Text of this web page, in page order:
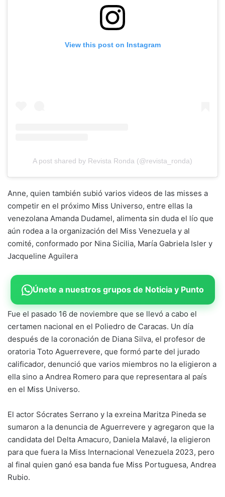
View this post on Instagram
A post shared by Revista Ronda (@revista_ronda)
Anne, quien también subió varios videos de las misses a
competir en el próximo Miss Universo, entre ellas la
venezolana Amanda Dudamel, alimenta sin duda el lío que
aún rodea a la organización del Miss Venezuela y al
comité, conformado por Nina Sicilia, María Gabriela Isler y
Jacqueline Aguilera
Únete a nuestros grupos de Noticia y Punto
Fue el pasado 16 de noviembre que se llevó a cabo el
certamen nacional en el Poliedro de Caracas. Un día
después de la coronación de Diana Silva, el profesor de
oratoria Toto Aguerrevere, que formó parte del jurado
calificador, denunció que varios miembros no la eligieron a
ella sino a Andrea Romero para que representara al país
en el Miss Universo.
El actor Sócrates Serrano y la exreina Maritza Pineda se
sumaron a la denuncia de Aguerrevere y agregaron que la
candidata del Delta Amacuro, Daniela Malavé, la eligieron
para que fuera la Miss Internacional Venezuela 2023, pero
al final quien ganó esa banda fue Miss Portuguesa, Andrea
Rubio.